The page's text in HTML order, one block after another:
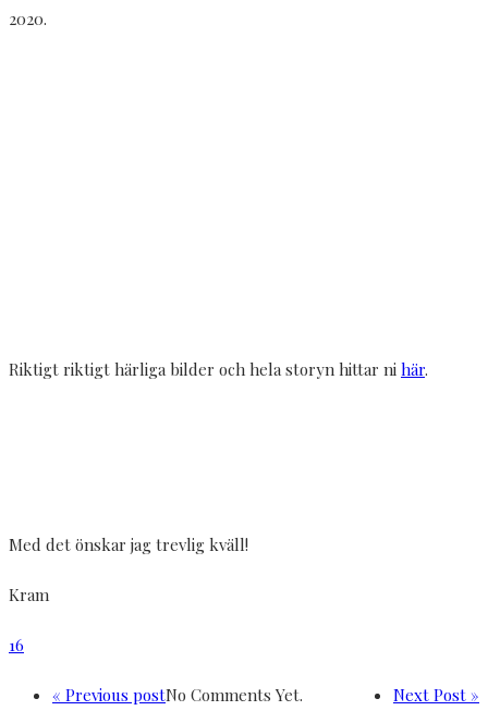
2020.
Riktigt riktigt härliga bilder och hela storyn hittar ni här.
Med det önskar jag trevlig kväll!
Kram
16
« Previous post Next Post »
No Comments Yet.